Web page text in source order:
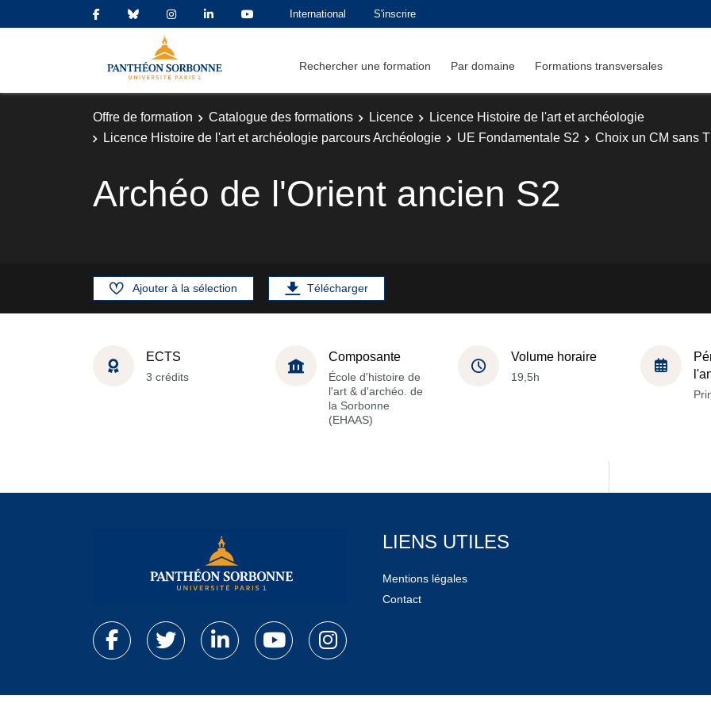
International S'inscrire
Rechercher une formation Par domaine Formations transversales
Offre de formation Catalogue des formations Licence
Licence Histoire de l'art et archéologie
Licence Histoire de l'art et archéologie parcours Archéologie
UE Fondamentale S2 Choix un CM sans
Archéo de l'Orient ancien S2
Ajouter à la sélection Télécharger
ECTS
3 crédits
Composante
École d'histoire de
l'art & d'archéo. de
la Sorbonne
(EHAAS)
Volume horaire
19,5h
LIENS UTILES
Mentions légales
Contact